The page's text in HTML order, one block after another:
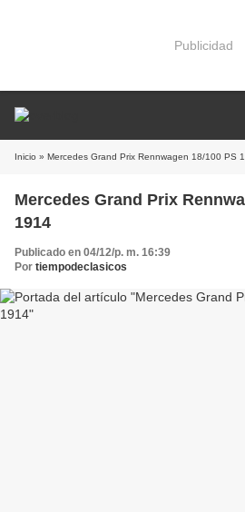
Publicidad
Inicio » Mercedes Grand Prix Rennwagen 18/100 PS
Mercedes Grand Prix
1914
Publicado en 04/12/p. m. 16:39
Por tiempodeclasicos